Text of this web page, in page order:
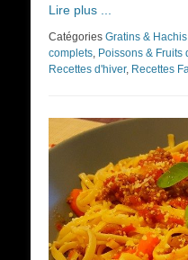
Lire plus ...
Catégories Gratins &
complets, Poissons & Fruits
Recettes d'hiver, Recettes